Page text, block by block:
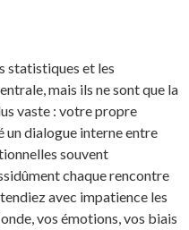
statistiques et les
mais ils ne sont que la
vaste : votre propre
un dialogue interne entre
souvent
chaque rencontre
avec impatience les
vos émotions, vos biais